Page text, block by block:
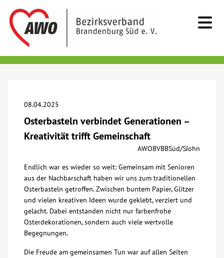
Menschen mit Behinderung
Begegnung
Bildung
08.04.2025
Osterbasteln verbindet Generationen –
Kreativität trifft Gemeinschaft
AWOBVBBSüd/SJohn
Endlich war es wieder so weit: Gemeinsam mit Senioren
aus der Nachbarschaft haben wir uns zum traditionellen
Osterbasteln getroffen. Zwischen buntem Papier, Glitzer
und vielen kreativen Ideen wurde geklebt, verziert und
gelacht. Dabei entstanden nicht nur farbenfrohe
Osterdekorationen, sondern auch viele wertvolle
Begegnungen.
Die Freude am gemeinsamen Tun war auf allen Seiten